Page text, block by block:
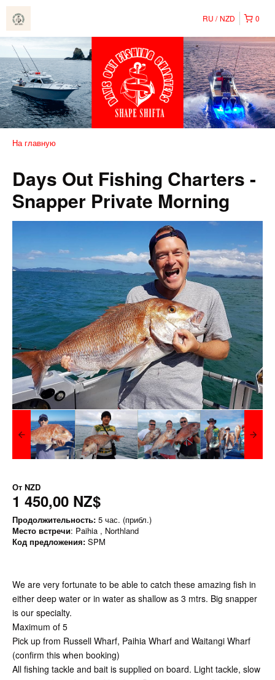
0
RU NZD
На главную
Days Out Fishing Charters -
Snapper Private Morning
От NZD
1 450,00 NZ$
Продолжительность: 5 час. (прибл.)
Место встречи: Paihia , Northland
Код предложения: SPM
We are very fortunate to be able to catch these amazing fish in
either deep water or in water as shallow as 3 mtrs. Big snapper
is our specialty.
Maximum of 5
Pick up from Russell Wharf, Paihia Wharf and Waitangi Wharf
(confirm this when booking)
All fishing tackle and bait is supplied on board. Light tackle, slow